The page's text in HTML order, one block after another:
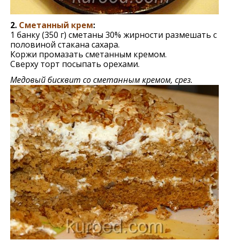
2. Сметанный крем:
1 банку (350 г) сметаны 30% жирности размешать с
половиной стакана сахара.
Коржи промазать сметанным кремом.
Сверху торт посыпать орехами.
Медовый бисквит со сметанным кремом, срез.